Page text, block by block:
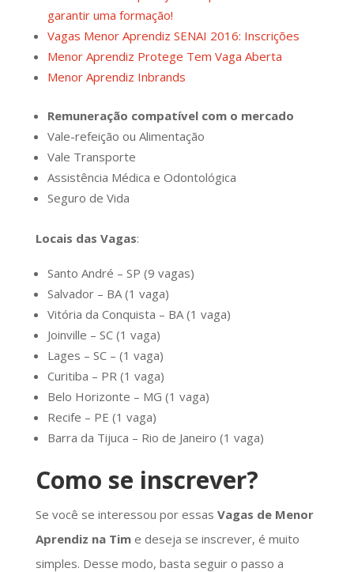
garantir uma formação!
Vagas Menor Aprendiz SENAI 2016: Inscrições
Menor Aprendiz Protege Tem Vaga Aberta
Menor Aprendiz Inbrands
Remuneração compatível com o mercado
Vale-refeição ou Alimentação
Vale Transporte
Assistência Médica e Odontológica
Seguro de Vida
Locais das Vagas:
Santo André – SP (9 vagas)
Salvador – BA (1 vaga)
Vitória da Conquista – BA (1 vaga)
Joinville – SC (1 vaga)
Lages – SC – (1 vaga)
Curitiba – PR (1 vaga)
Belo Horizonte – MG (1 vaga)
Recife – PE (1 vaga)
Barra da Tijuca – Rio de Janeiro (1 vaga)
Como se inscrever?
Se você se interessou por essas Vagas de Menor
Aprendiz na Time deseja se inscrever, é muito
simples. Desse modo, basta seguir o passo a